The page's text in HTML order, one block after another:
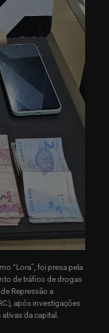
“Lora”, foi presa pela
de tráfico de drogas
Repressão a
após investigações
da capital.